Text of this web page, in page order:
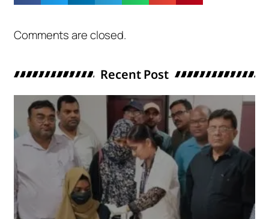
Comments are closed.
Recent Post